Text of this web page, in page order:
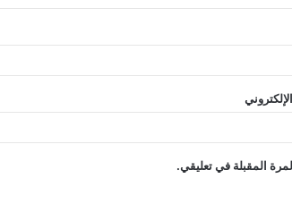
المقبلة في تعليقي.